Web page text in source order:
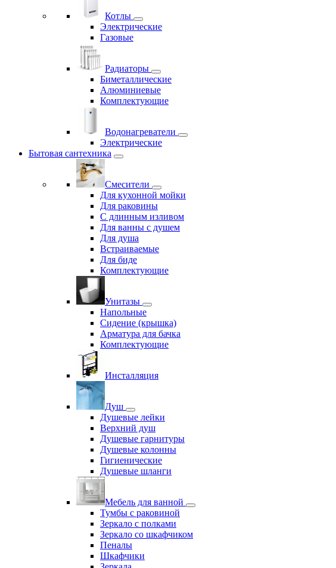
Котлы
Электрические
Газовые
Радиаторы
Биметаллические
Алюминиевые
Комплектующие
Водонагреватели
Электрические
Бытовая сантехника
Смесители
Для кухонной мойки
Для раковины
С длинным изливом
Для ванны с душем
Для душа
Встраиваемые
Для биде
Комплектующие
Унитазы
Напольные
Сидение (крышка)
Арматура для бачка
Комплектующие
Инсталляция
Душ
Душевые лейки
Верхний душ
Душевые гарнитуры
Душевые колонны
Гигиенические
Душевые шланги
Мебель для ванной
Тумбы с раковиной
Зеркало с полками
Зеркало со шкафчиком
Пеналы
Шкафчики